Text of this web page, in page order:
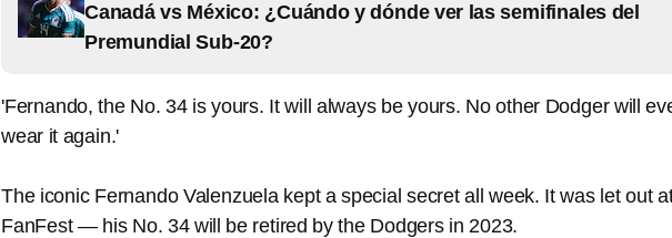
Canadá vs México: ¿Cuándo y dónde ver las semifinales del
Premundial Sub-20?
'Fernando, the No. 34 is yours. It will always be yours. No other Dodger will
wear it again.'
The iconic Fernando Valenzuela kept a special secret all week. It was let out
FanFest — his No. 34 will be retired by the Dodgers in 2023.